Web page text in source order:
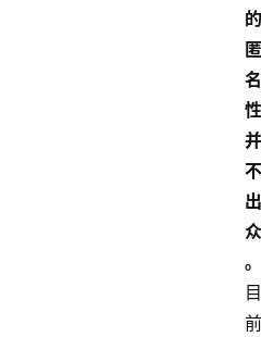
的
匿
名
性
并
不
出
众
。
目
前